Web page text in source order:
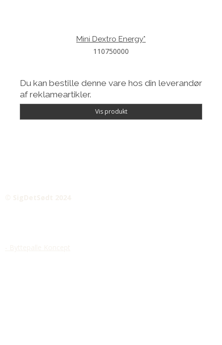
Mini Dextro Energy*
110750000
Du kan bestille denne vare hos din leverandør
af reklameartikler.
Vis produkt